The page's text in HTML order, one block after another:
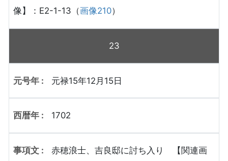
像】：E2-1-13（画像210）
23
元禄15年12月15日
1702
赤穂浪士、吉良邸に討ち入り 【関連画